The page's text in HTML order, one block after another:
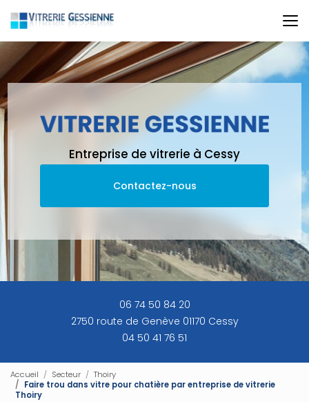
au
contenu
principal
Entreprise de vitrerie à Cessy
Contactez-nous
06 74 50 84 20
2750 route de Genève 01170 Cessy
04 50 41 76 51
Accueil Secteur
Thoiry
Faire trou dans vitre pour chatière par entreprise de vitrerie
Thoiry